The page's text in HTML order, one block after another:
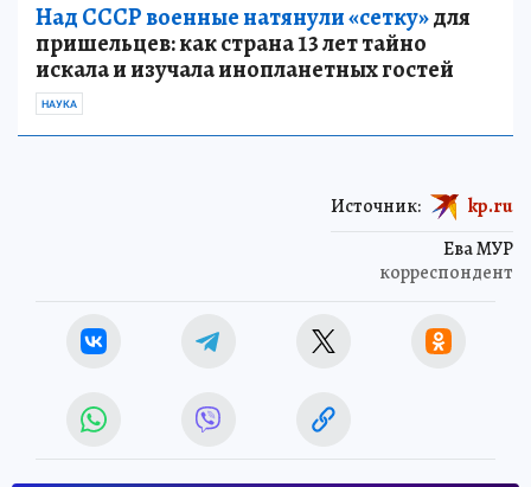
Над СССР военные натянули «сетку»для
пришельцев: как страна 13 лет тайно
искала и изучала инопланетных гостей
НАУКА
Ева МУР
корреспондент
Источник: kp.ru